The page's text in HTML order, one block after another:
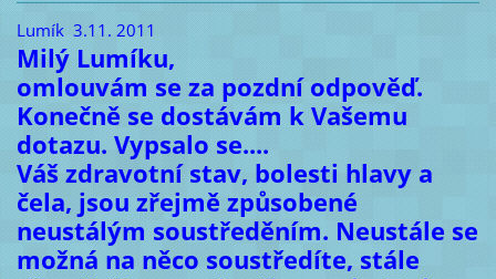
Lumík 3.11. 2011
Milý Lumíku,
omlouvám se za pozdní odpověď.
Konečně se dostávám k Vašemu
dotazu. Vypsalo se....
Váš zdravotní stav, bolesti hlavy a
čela, jsou zřejmě způsobené
neustálým soustředěním. Neustále se
možná na něco soustředíte, stále